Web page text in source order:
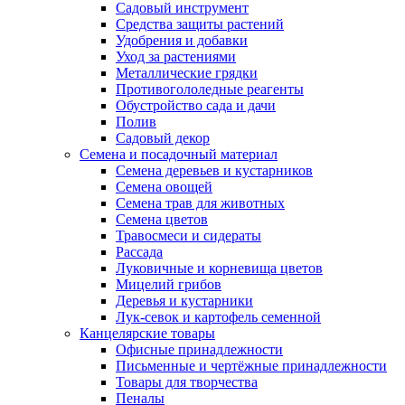
Садовый инструмент
Средства защиты растений
Удобрения и добавки
Уход за растениями
Металлические грядки
Противогололедные реагенты
Обустройство сада и дачи
Полив
Садовый декор
Семена и посадочный материал
Семена деревьев и кустарников
Семена овощей
Семена трав для животных
Семена цветов
Травосмеси и сидераты
Рассада
Луковичные и корневища цветов
Мицелий грибов
Деревья и кустарники
Лук-севок и картофель семенной
Канцелярские товары
Офисные принадлежности
Письменные и чертёжные принадлежности
Товары для творчества
Пеналы